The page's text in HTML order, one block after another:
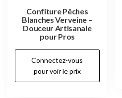
Confiture Pêches
Blanches Verveine –
Douceur Artisanale
pour Pros
Connectez-vous
pour voir le prix